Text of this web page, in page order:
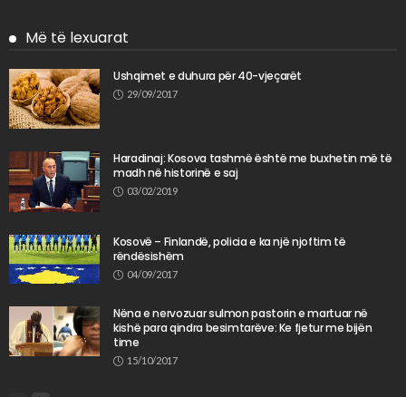
Më të lexuarat
Ushqimet e duhura për 40-vjeçarët
29/09/2017
Haradinaj: Kosova tashmë është me buxhetin më të
madh në historinë e saj
03/02/2019
Kosovë – Finlandë, policia e ka një njoftim të
rëndësishëm
04/09/2017
Nëna e nervozuar sulmon pastorin e martuar në
kishë para qindra besimtarëve: Ke fjetur me bijën
time
15/10/2017